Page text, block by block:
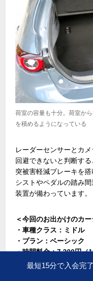
荷室の容量も十分。荷室か
を積めるようになっている
レーダーセンサーとカ
回避できないと判断す
突被害軽減ブレーキを
シストやペダルの踏み
装置が備わっています。
＜今回のお出かけのカ
・車種クラス：ミドル
・プラン：ベーシック
・時間料金：7,200円（
・距離料金：3,990円
最短15分で入会完了